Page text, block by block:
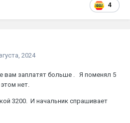
4
2024
вам заплатят больше . Я поменял 5
нет.
3200. И начальник спрашивает